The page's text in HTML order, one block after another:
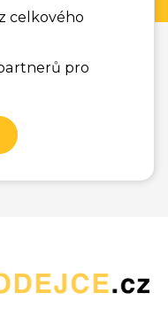
celkového
pro